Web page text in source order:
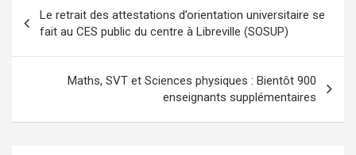
de
l’article
Le retrait des attestations d’orientation universitaire se
fait au CES public du centre à Libreville (SOSUP)
Maths, SVT et Sciences physiques : Bientôt 900
enseignants supplémentaires